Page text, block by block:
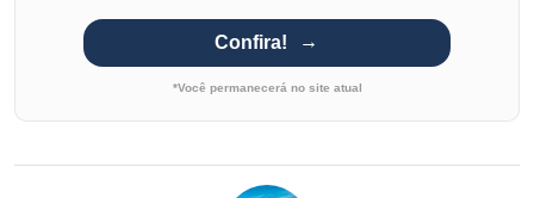
Confira!
*Você permanecerá no site atual